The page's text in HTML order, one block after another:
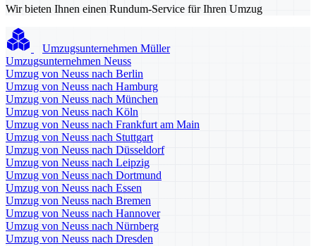
Wir bieten Ihnen einen Rundum-Service für Ihren Umzug
Umzugsunternehmen Müller
Umzugsunternehmen Neuss
Umzug von Neuss nach Berlin
Umzug von Neuss nach Hamburg
Umzug von Neuss nach München
Umzug von Neuss nach Köln
Umzug von Neuss nach Frankfurt am Main
Umzug von Neuss nach Stuttgart
Umzug von Neuss nach Düsseldorf
Umzug von Neuss nach Leipzig
Umzug von Neuss nach Dortmund
Umzug von Neuss nach Essen
Umzug von Neuss nach Bremen
Umzug von Neuss nach Hannover
Umzug von Neuss nach Nürnberg
Umzug von Neuss nach Dresden